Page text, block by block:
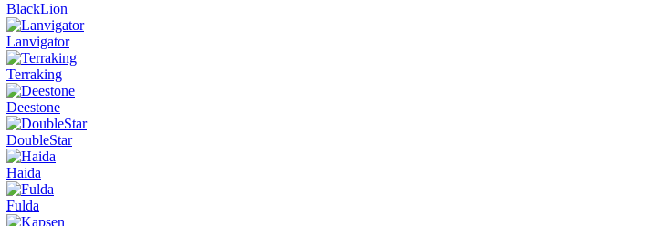
BlackLion
Lanvigator
Terraking
Deestone
DoubleStar
Haida
Fulda